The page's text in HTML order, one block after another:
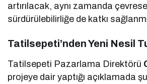
artırılacak, aynı zamanda
sürdürülebilirliğe de katkı
Tatilsepeti’nden Yeni Nesil
Tatilsepeti Pazarlama Direktörü
projeye dair yaptığı açıklamada